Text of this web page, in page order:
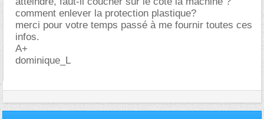
comment enlever la protection plastique?
merci pour votre temps passé à me fournir toutes ces
infos.
A+
dominique_L